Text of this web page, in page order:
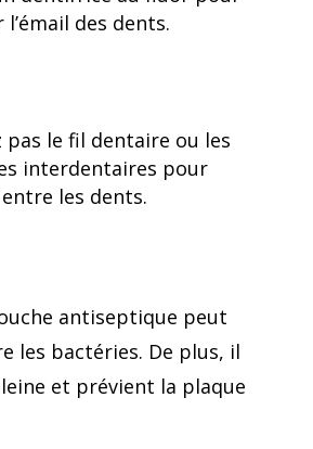
des dents.
pas le fil dentaire ou les
interdentaires pour
les dents.
antiseptique peut
les bactéries. De plus, il
et prévient la plaque